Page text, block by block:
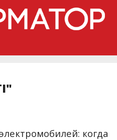
когда